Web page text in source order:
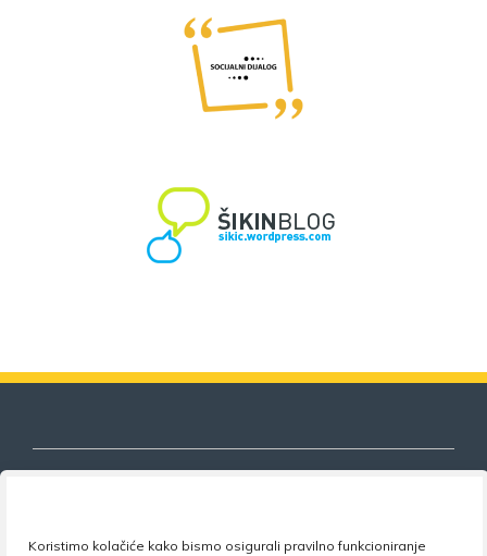
Koristimo kolačiće kako bismo osigurali pravilno funkcioniranje
Nezavisni sindikat znanosti i visokog